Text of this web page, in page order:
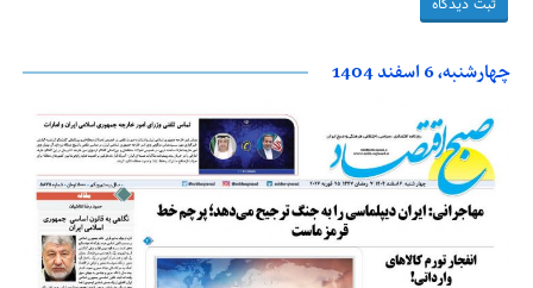
چهارشنبه، 6 اسفند 1404